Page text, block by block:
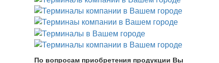
По вопросам приобретения продукции Вы